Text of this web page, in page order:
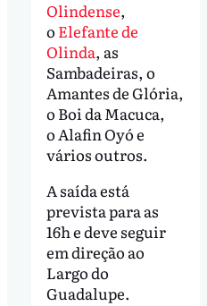
Olindense,
o Elefante de
Olinda, as
Sambadeiras, o
Amantes de Glória,
o Boi da Macuca,
o Alafin Oyó e
vários outros.
A saída está
prevista para as
16h e deve seguir
em direção ao
Largo do
Guadalupe.